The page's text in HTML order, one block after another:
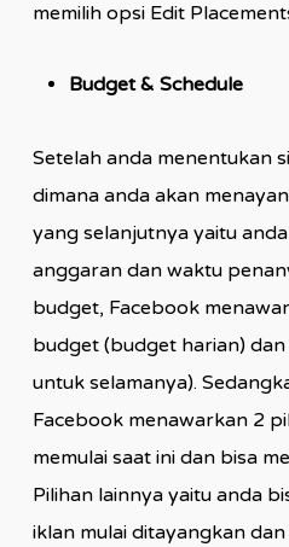
memilih opsi Edit
Budget & Schedule
Setelah anda menentukan
dimana anda akan
yang selanjutnya yaitu
anggaran dan waktu
budget, Facebook
budget (budget harian)
untuk selamanya).
Facebook menawarkan 2
memulai saat ini dan bisa
Pilihan lainnya yaitu anda
iklan mulai ditayangkan